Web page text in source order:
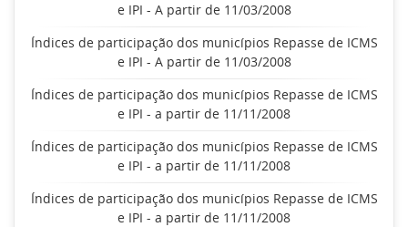
e IPI - A partir de 11/03/2008
Índices de participação dos municípios Repasse de ICMS
e IPI - A partir de 11/03/2008
Índices de participação dos municípios Repasse de ICMS
e IPI - a partir de 11/11/2008
Índices de participação dos municípios Repasse de ICMS
e IPI - a partir de 11/11/2008
Índices de participação dos municípios Repasse de ICMS
e IPI - a partir de 11/11/2008